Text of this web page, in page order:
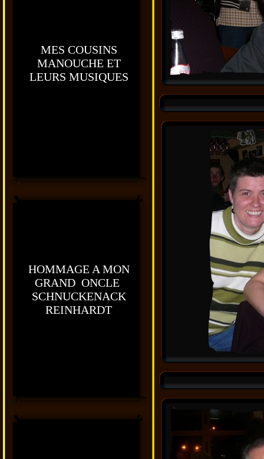
MES COUSINS
MANOUCHE ET
LEURS MUSIQUES
HOMMAGE A MON
GRAND ONCLE
SCHNUCKENACK
REINHARDT